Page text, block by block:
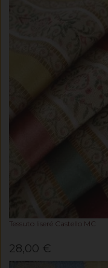
Tessuto liseré Castello MC
28,00 €